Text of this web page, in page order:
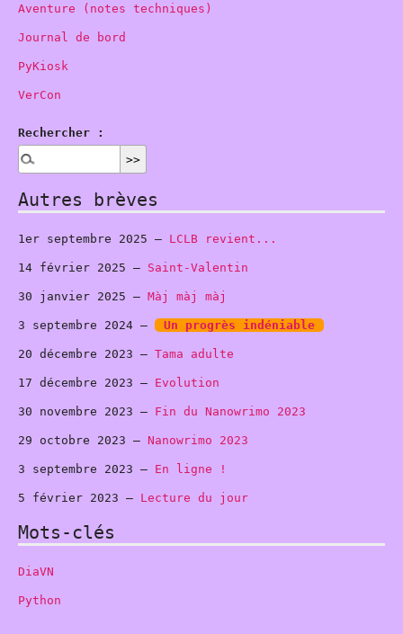
Aventure (notes techniques)
Journal de bord
PyKiosk
VerCon
Rechercher :
Autres brèves
1er septembre 2025 – LCLB revient...
14 février 2025 – Saint-Valentin
30 janvier 2025 – Màj màj màj
3 septembre 2024 – Un progrès indéniable
20 décembre 2023 – Tama adulte
17 décembre 2023 – Evolution
30 novembre 2023 – Fin du Nanowrimo 2023
29 octobre 2023 – Nanowrimo 2023
3 septembre 2023 – En ligne !
5 février 2023 – Lecture du jour
Mots-clés
DiaVN
Python